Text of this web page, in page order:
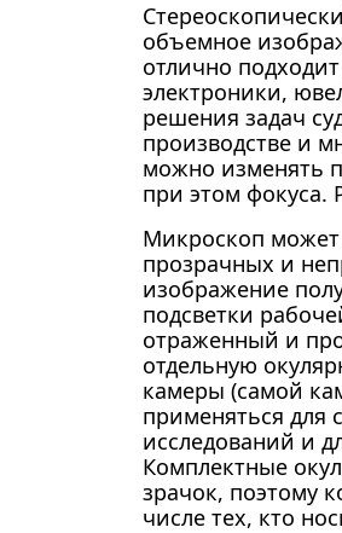
объемное
отлично
электроники,
решения задач
производстве и
можно изменять
при этом фокуса.
Микроскоп может
прозрачных и
изображение
подсветки
отраженный и
отдельную
камеры (самой
применяться для
исследований и
Комплектные
зрачок, поэтому
числе тех, кто